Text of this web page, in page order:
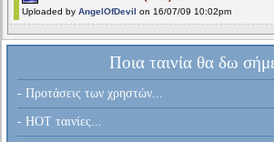
Uploaded by AngelOfDevil on 16/07/09 10:02pm
Ποια ταινία θα δω
- Προτάσεις των χρηστών...
- HOT ταινίες...